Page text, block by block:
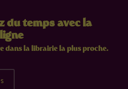
du temps avec la
dans la librairie la plus proche.